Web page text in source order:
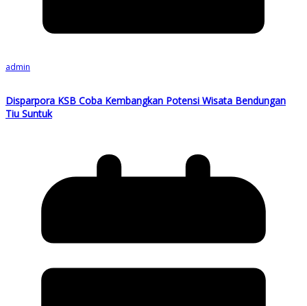
admin
Disparpora KSB Coba Kembangkan Potensi Wisata Bendungan
Tiu Suntuk